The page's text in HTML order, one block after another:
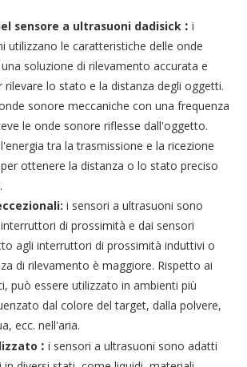
sensore a ultrasuoni dadisick : i
utilizzano le caratteristiche delle onde
soluzione di rilevamento accurata e
lo stato e la distanza degli oggetti.
sonore meccaniche con una frequenza
le onde sonore riflesse dall'oggetto.
tra la trasmissione e la ricezione
ottenere la distanza o lo stato preciso
i sensori a ultrasuoni sono
di prossimità e dai sensori
agli interruttori di prossimità induttivi o
di rilevamento è maggiore. Rispetto ai
può essere utilizzato in ambienti più
dal colore del target, dalla polvere,
ecc. nell'aria.
: i sensori a ultrasuoni sono adatti